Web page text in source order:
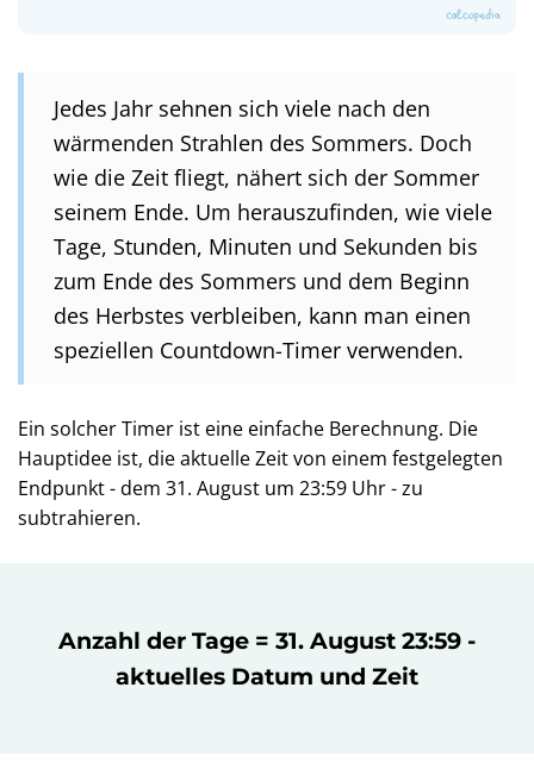
Jedes Jahr sehnen sich viele nach den
wärmenden Strahlen des Sommers. Doch
wie die Zeit fliegt, nähert sich der Sommer
seinem Ende. Um herauszufinden, wie viele
Tage, Stunden, Minuten und Sekunden bis
zum Ende des Sommers und dem Beginn
des Herbstes verbleiben, kann man einen
speziellen Countdown-Timer verwenden.
Ein solcher Timer ist eine einfache Berechnung. Die
Hauptidee ist, die aktuelle Zeit von einem festgelegten
Endpunkt - dem 31. August um 23:59 Uhr - zu
subtrahieren.
Anzahl der Tage = 31. August 23:59 -
aktuelles Datum und Zeit